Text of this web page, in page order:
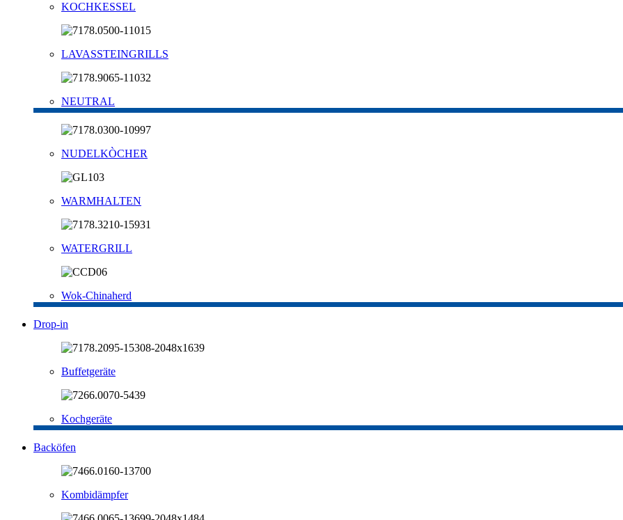
KOCHKESSEL
LAVASSTEINGRILLS
NEUTRAL
NUDELKÒCHER
WARMHALTEN
WATERGRILL
Wok-Chinaherd
Drop-in
Buffetgeräte
Kochgeräte
Backöfen
Kombidämpfer